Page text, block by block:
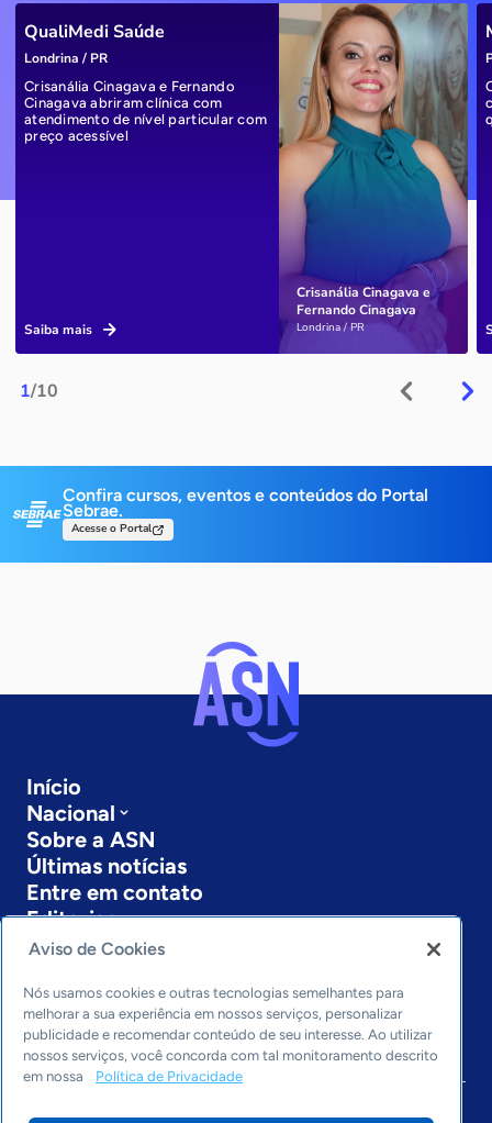
1/10
Crisanália Cinagava e
Fernando Cinagava
Londrina / PR
QualiMedi Saúde
Londrina / PR
Crisanália Cinagava e Fernando
Cinagava abriram clínica com
atendimento de nível particular com
preço acessível
Saiba mais
Confira cursos, eventos e conteúdos do Portal
Sebrae.
Acesse o Portal
Início
Nacional
Sobre a ASN
Últimas notícias
Entre em contato
Editorias
Economia & Política
Inovação & Tecnologia
Cultura empreendedora
Dados
Arquivo
Aviso de Cookies
Nós usamos cookies e outras tecnologias semelhantes para
melhorar a sua experiência em nossos serviços, personalizar
publicidade e recomendar conteúdo de seu interesse. Ao utilizar
nossos serviços, você concorda com tal monitoramento descrito
em nossa
Política de Privacidade